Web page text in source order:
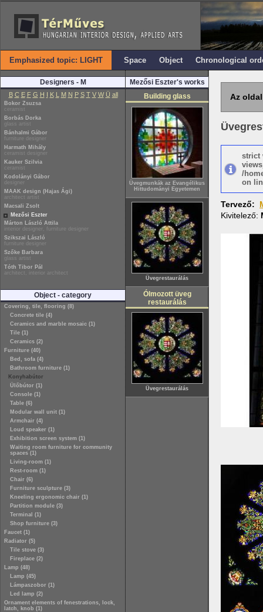
Emphasized topic: LIGHT Space Object Chronological
Designers - M
B C E F G H I K L M N P S T V W Ü all
Bokor Zsuzsa
ceramist
Borbás Dorka
glass artist
Bánhalmi Gábor
furniture designer
Harmath Mihály
ceramist designer
Kauker Szilvia
ceramist
Kodolányi Gábor
designer
MAAK design (Hajas Ági)
architect artist
Macsali Zsolt
Mezősi Eszter
Márton László Attila
interior designer, furniture designer
Szikszai László
furniture designer
Szőke Barbara
glass artist
Tóth Tibor Pál
architect, interior architect
Object - category
Covering, tile, flooring (8)
Concrete tile (4)
Ceramics and marble mosaic (1)
Tile (1)
Ceramics (2)
Furniture (40)
Bed, sofa (4)
Bathroom furniture (1)
Konyhabútor
Ülőbútor (1)
Console (1)
Table (6)
Modular wall unit (1)
Armchair (4)
Loud speaker (1)
Exhibition screen system (1)
Waiting room furniture for community
spaces (1)
Living-room (1)
Rest-room (1)
Chair (6)
Furniture sculpture (3)
Kneeling ergonomic chair (1)
Partition module (3)
Terminal (1)
Shop furniture (3)
Faucet (1)
Radiator (5)
Tile stove (3)
Fireplace (2)
Lamp (48)
Lamp (45)
Lámpaszobor (1)
Led lamp (2)
Ornament elements of fenestrations, lock,
latch, knob (1)
Mezősi Eszter's works
Building glass
Üvegmunkák az Evangélikus
Hittudományi Egyetemen
Üvegrestaurálás
Ólmozott üveg
restaurálás
Üvegrestaurálás
Az
strict
/
on
Tervező:
Kivitelező: